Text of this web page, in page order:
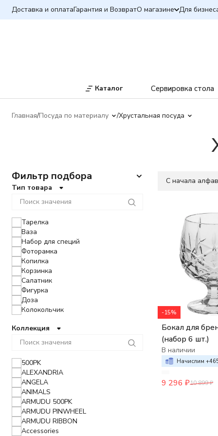
Доставка и оплатаГарантия и ВозвратО магазине Для
Каталог Сервировка стола
Главная Посуда по материалу Хрустальная посуда
C начала
-15%
Бокал для
(набор 6 шт.)
В наличии
Начислим +
9 296 ₽10 899₽
Фильтр подбора
Тип товара
Тарелка
Ваза
Набор для специй
Фоторамка
Копилка
Корзинка
Салатник
Фигурка
Доза
Колокольчик
Пепельница
Подсвечник
Масленка
Менажница
Чайная пара
Этажерка
Кружка
Кувшин
Молочник
Поднос
Коллекция
500PK
ALEXANDRIA
ANGELA
ANIMALS
ARMUDU 500PK
ARMUDU PINWHEEL
ARMUDU RIBBON
Accessories